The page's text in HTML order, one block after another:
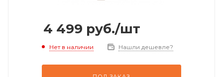
4 499 руб./шт
Нет в наличии Нашли дешевле?